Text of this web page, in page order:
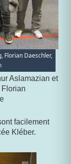
Florian Daeschler,
Aslamazian et
facilement
Kléber.